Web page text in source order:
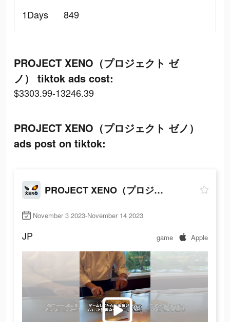
1Days
849
PROJECT XENO（プロジェクト ゼ
ノ） tiktok ads cost:
$3303.99-13246.39
PROJECT XENO（プロジェクト ゼノ）
ads post on tiktok:
PROJECT XENO（プロジェクト ゼノ）
November 3 2023-November 14 2023
JP game Apple